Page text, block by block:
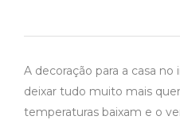
A decoração para a casa
deixar tudo muito mais
temperaturas baixam e o